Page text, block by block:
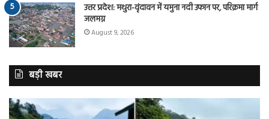
उत्तर प्रदेश: मथुरा-वृंदावन में यमुना नदी उफान पर, परिक्रमा मार्ग
जलमग्न
August 9, 2026
बड़ी खबर